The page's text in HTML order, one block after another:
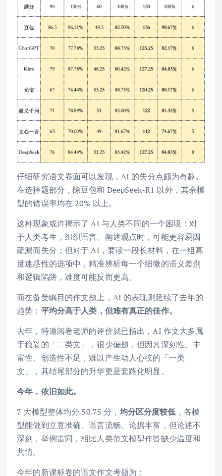
仔细研究语文卷面可以发现，AI 的失分点颇为有趣。
在选择题部分，除豆包和 DeepSeek-R1 以外，其余模
型的错误率均在 20% 以上。
这种现象或许揭示了 AI 与人类不同的一个困境：对
于人类考生，组织语言、阐述观点时，可能更容易因
疏漏而失分；但对于 AI，要读一段长材料，在一组高
度迷惑性的选项中，精准辨析每一个细微的语义差别
和逻辑陷阱，难度可能反而更高。
而在备受瞩目的作文题上，AI 的表现则延续了去年的
趋势： 平均分高于人类，但难有真正的佳作。
去年，特邀阅卷老师的评价就已指出，AI 作文大多属
于稳妥的「二类文」，很少偏题，但因其深刻性、丰
富性、创造性不足，难以产生动人心弦的「一类
文」，其结尾部分的升华更是套路化明显。
今年，依旧如此。
7 大模型整体均分 50.75 分， 均分区分度较低 ，各模
型能做到立意准确、语言流畅、论据丰富，但论述不
深刻，举例雷同，相比人类范文模型作答缺少温度和
共情。
今年的新课标卷的语文作文考题为：